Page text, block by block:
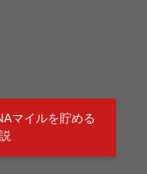
マイルを貯める